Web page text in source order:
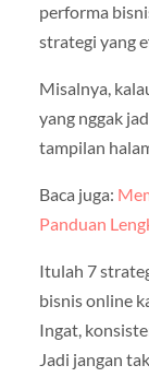
performa
strategi yang
Misalnya,
yang nggak
tampilan
Baca juga:
Panduan
Itulah 7
bisnis online
Ingat,
Jadi jangan